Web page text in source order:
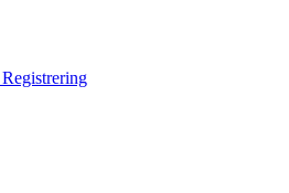
Registrering